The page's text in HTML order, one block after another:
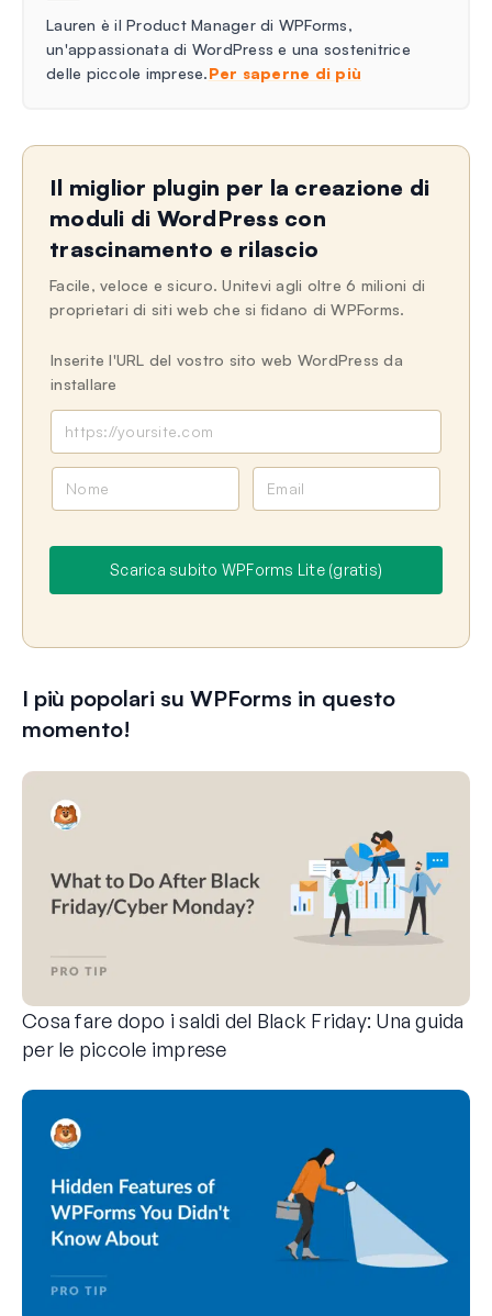
Lauren è il Product Manager di WPForms,
un'appassionata di WordPress e una sostenitrice
delle piccole imprese.Per saperne di più
Il miglior plugin per la creazione di
moduli di WordPress con
trascinamento e rilascio
Facile, veloce e sicuro. Unitevi agli oltre 6 milioni di
proprietari di siti web che si fidano di WPForms.
Inserite l'URL del vostro sito web WordPress da
installare
e
i
l
Scarica subito WPForms Lite (gratis)
I più popolari su WPForms in questo
momento!
Cosa fare dopo i saldi del Black Friday: Una guida
per le piccole imprese